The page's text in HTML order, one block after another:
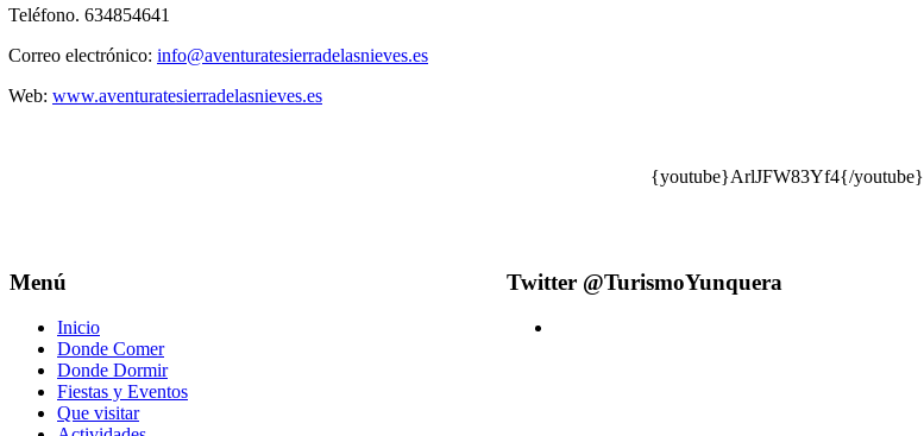
Teléfono. 634854641
Correo electrónico: info@aventuratesierradelasnieves.es
Web: www.aventuratesierradelasnieves.es
{youtube}ArlJFW83Yf4{/youtube}
Menú
Inicio
Donde Comer
Donde Dormir
Fiestas y Eventos
Que visitar
Twitter @TurismoYunquera